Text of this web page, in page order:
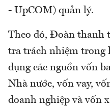
- UpCOM) quản lý.
Theo đó, Đoàn thanh
tra trách nhiệm trong
dụng các nguồn vốn
Nhà nước, vốn vay,
doanh nghiệp và vốn